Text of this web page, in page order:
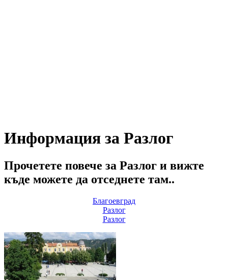
Информация за Разлог
Прочетете повече за Разлог и вижте
къде можете да отседнете там..
Благоевград
Разлог
Разлог